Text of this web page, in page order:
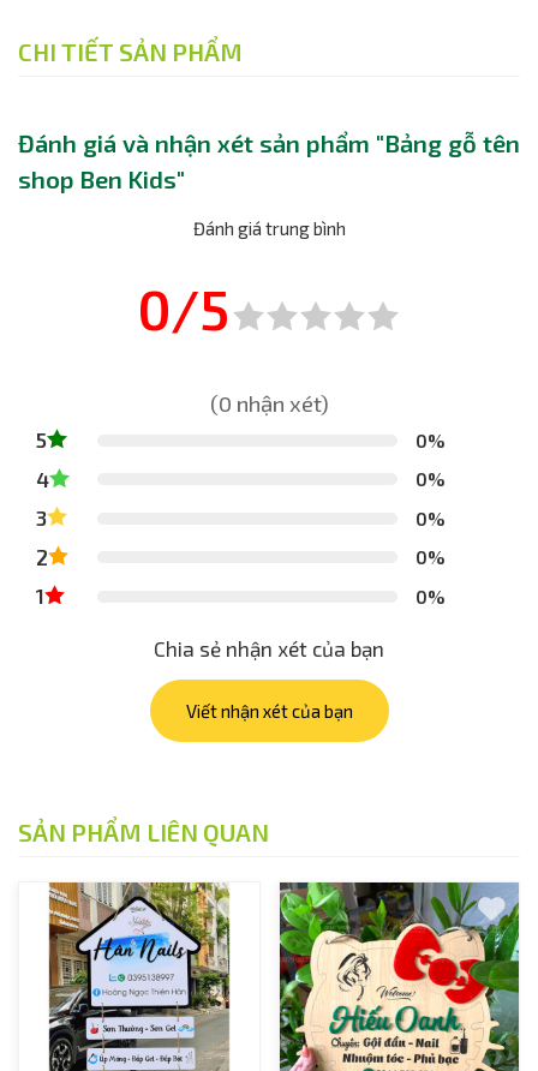
CHI TIẾT SẢN PHẨM
Đánh giá và nhận xét sản phẩm "Bảng gỗ tên
shop Ben Kids"
Đánh giá trung bình
0/5
(0 nhận xét)
5 0%
4 0%
3 0%
2 0%
1 0%
Chia sẻ nhận xét của bạn
Viết nhận xét của bạn
SẢN PHẨM LIÊN QUAN